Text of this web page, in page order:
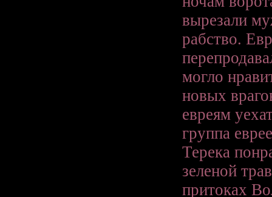
вырезали
рабство.
могло
новых
евреям
группа
Терека
зеленой
притоках